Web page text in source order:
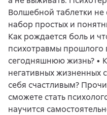
Волшебной таблетки не
набор простых и
Как рождается боль и
психотравмы прошлого
сегодняшнюю жизнь? •
негативных жизненных
себя счастливым?
сможете стать
научится